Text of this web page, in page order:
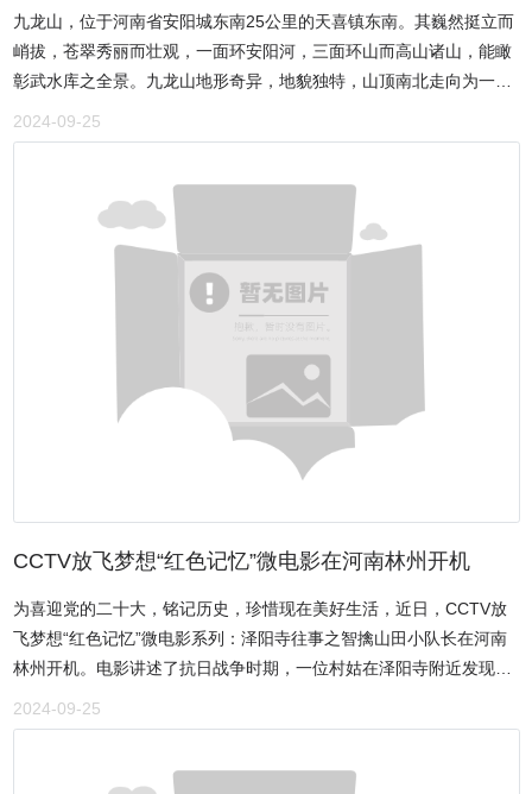
评为河南省传统村落、河南省乡村特色旅游村、河南省乡村振兴建设
示范村、河南省五星党支部、安阳市文明村镇、殷都区乡村振兴重点
示范村。
九龙山，位于河南省安阳城东南25公里的天喜镇东南。其巍然挺立而
峭拔，苍翠秀丽而壮观，一面环安阳河，三面环山而高山诸山，能瞰
彰武水库之全景。九龙山地形奇异，地貌独特，山顶南北走向为一平
僧禅师，建造云门寺，可惜原寺被毁。近年群众集资重修，五进院
砖浮图、碧霞阁组成。楼阁殿堂，主建筑玻璃瓦盖顶，恢复原貌，胜
过原貌，典雅雄伟，寺内佛塔仿木结构，楼阁砖塔，塔基平面呈八
角，八大金刚抬塔座。现遗存两层，属明代建筑。凌霄宝殿内玉帝铜
像，又为寺庙增添了神秘色彩。安阳九龙山的地势较为险峻，海拔高
度为736米。山势如龙，依次排列，形成了“九龙出海”的壮丽景观。九
长久不化。阳春三月还是白雪皑皑，一片隆冬景象。阳光洒在山坡
上，褐色的山脊在未融的雪中显露。雾霭升腾，整座小山缥缈玲
珑，“惜无高手画师为之临本耳。”诗人就写出了“青石白雪相辉映，遥
指景美在龙山”的诗句来赞美这一景色，成为安阳市的八大景之一的龙
阳人竞相传抄，一时间洛阳为之纸贵。在其中的《魏都赋》一篇中，
左思就写到了龙山。可见那时这里的景致是何等之美。如今，八大景
人只能在遐想中领略其当年的绝代风华。追忆逝去的风景，也是一种
对历史的阅读，在怀旧的思绪里，去体味那些似曾相识的、带着厚重
岁月色彩的景色，在这之间，我们是否有了亲近她们的满足呢？九龙
山不仅环境优美，景色秀丽，而且文化底蕴深厚，吸引了众多道教信
徒前来朝拜。攀登上九龙山，可以在此“小天下”，在参观古建之余，
2024-09-25
CCTV放飞梦想“红色记忆”微电影在河南林州开机
为喜迎党的二十大，铭记历史，珍惜现在美好生活，近日，CCTV放
飞梦想“红色记忆”微电影系列：泽阳寺往事之智擒山田小队长在河南
林州开机。电影讲述了抗日战争时期，一位村姑在泽阳寺附近发现了
下埋伏，把敌人智擒的故事情节。 CCTV放飞梦想“红色记忆”微电影
是让孩子们不要忘记中国这段历史和侵略者的滔天罪行。让孩子们知
2024-09-25